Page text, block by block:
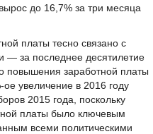
до 16,7% за три месяца
платы тесно связано с
— за последнее десятилетие
повышения заработной платы
увеличение в 2016 году
2015 года, поскольку
платы было ключевым
всеми политическими